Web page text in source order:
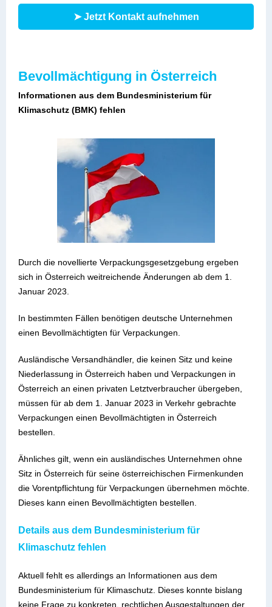
➤ Jetzt Kontakt aufnehmen
Bevollmächtigung in Österreich
Informationen aus dem Bundesministerium für
Klimaschutz (BMK) fehlen
Durch die novellierte Verpackungsgesetzgebung ergeben
sich in Österreich weitreichende Änderungen ab dem 1.
Januar 2023.
In bestimmten Fällen benötigen deutsche Unternehmen
einen Bevollmächtigten für Verpackungen.
Ausländische Versandhändler, die keinen Sitz und keine
Niederlassung in Österreich haben und Verpackungen in
Österreich an einen privaten Letztverbraucher übergeben,
müssen für ab dem 1. Januar 2023 in Verkehr gebrachte
Verpackungen einen Bevollmächtigten in Österreich
bestellen.
Ähnliches gilt, wenn ein ausländisches Unternehmen ohne
Sitz in Österreich für seine österreichischen Firmenkunden
die Vorentpflichtung für Verpackungen übernehmen möchte.
Dieses kann einen Bevollmächtigten bestellen.
Details aus dem Bundesministerium für
Klimaschutz fehlen
Aktuell fehlt es allerdings an Informationen aus dem
Bundesministerium für Klimaschutz. Dieses konnte bislang
keine Frage zu konkreten, rechtlichen Ausgestaltungen der